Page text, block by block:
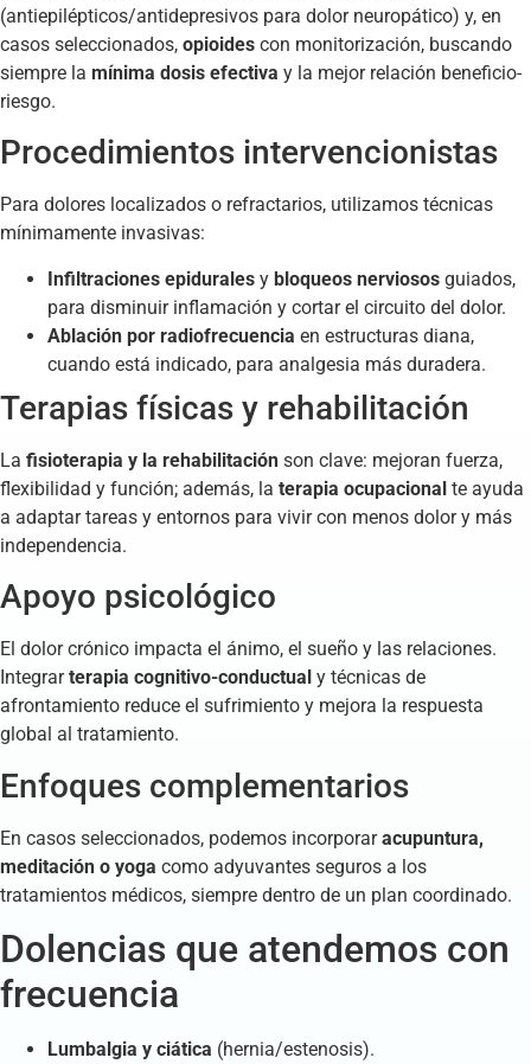
(antiepilépticos/antidepresivos para dolor neuropático) y, en
casos seleccionados, opioides con monitorización, buscando
siempre la mínima dosis efectiva y la mejor relación beneficio-
riesgo.
Procedimientos intervencionistas
Para dolores localizados o refractarios, utilizamos técnicas
mínimamente invasivas:
Infiltraciones epidurales y bloqueos nerviosos guiados,
para disminuir inflamación y cortar el circuito del dolor.
Ablación por radiofrecuencia en estructuras diana,
cuando está indicado, para analgesia más duradera.
Terapias físicas y rehabilitación
La fisioterapia y la rehabilitación son clave: mejoran fuerza,
flexibilidad y función; además, la terapia ocupacional te ayuda
a adaptar tareas y entornos para vivir con menos dolor y más
independencia.
Apoyo psicológico
El dolor crónico impacta el ánimo, el sueño y las relaciones.
Integrarterapia cognitivo-conductual y técnicas de
afrontamiento reduce el sufrimiento y mejora la respuesta
global al tratamiento.
Enfoques complementarios
En casos seleccionados, podemos incorporaracupuntura,
meditación o yoga como adyuvantes seguros a los
tratamientos médicos, siempre dentro de un plan coordinado.
Dolencias que atendemos con
frecuencia
Lumbalgia y ciática (hernia/estenosis).